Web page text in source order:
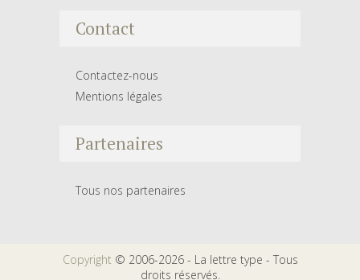
Contact
Contactez-nous
Mentions légales
Partenaires
Tous nos partenaires
Copyright © 2006-2026 - La lettre type - Tous
droits réservés.